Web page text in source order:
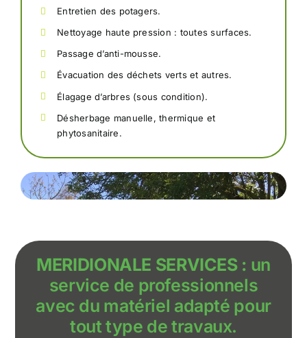
Entretien des potagers.
Nettoyage haute pression : toutes surfaces.
Passage d’anti-mousse.
Évacuation des déchets verts et autres.
Élagage d’arbres (sous condition).
Désherbage manuelle, thermique et
phytosanitaire.
MERIDIONALE SERVICES : un
service de professionnels
avec du matériel adapté pour
tout type de travaux.